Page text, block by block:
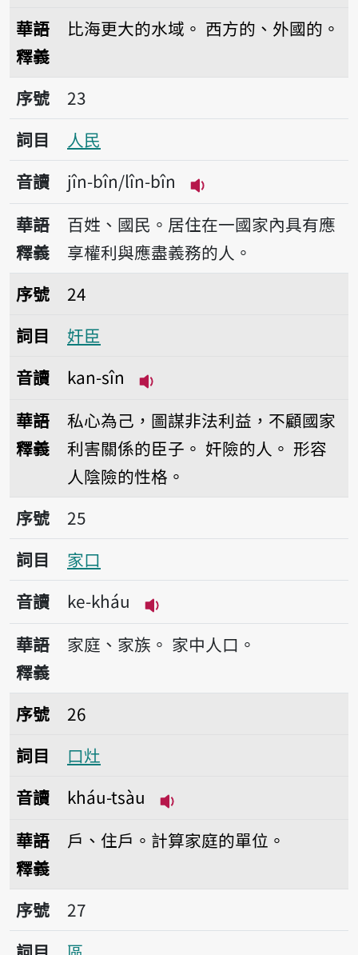
華語
釋義
比海更大的水域。 西方的、外國的。
序號23人民
序號
23
詞目
人民
音讀
jîn-bîn/lîn-bîn
播放音讀jîn-bîn/lîn-
華語
釋義
百姓、國民。居住在一國家內具有應
享權利與應盡義務的人。
序號24奸臣
序號
24
詞目
奸臣
音讀
kan-sîn
華語
釋義
私心為己，圖謀非法利益，不顧國家
利害關係的臣子。 奸險的人。 形容
人陰險的性格。
序號25家口
序號
25
詞目
家口
音讀
ke-kháu
播放音讀ke-kháu
華語
釋義
家庭、家族。 家中人口。
序號26口灶
序號
26
詞目
口灶
音讀
kháu-tsàu
華語
釋義
戶、住戶。計算家庭的單位。
序號27區
序號
27